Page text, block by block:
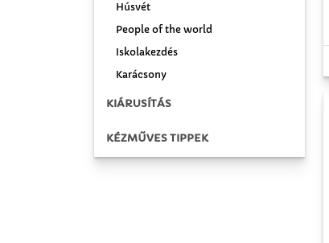
Húsvét
People of the world
Iskolakezdés
Karácsony
KIÁRUSÍTÁS
KÉZMŰVES TIPPEK